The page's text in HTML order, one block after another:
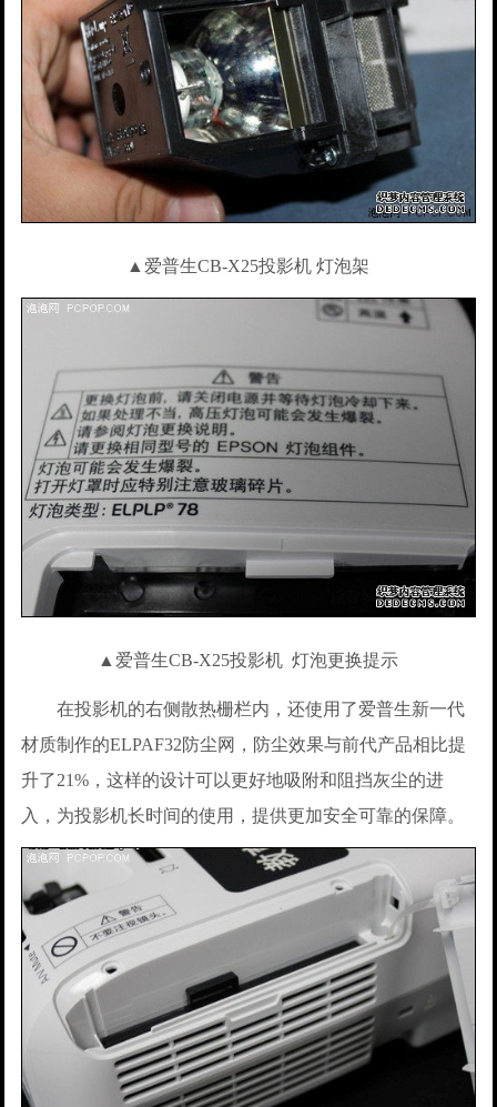
▲爱普生CB-X25投影机 灯泡架
▲爱普生CB-X25投影机 灯泡更换提示
在投影机的右侧散热栅栏内，还使用了爱普生新一代
材质制作的ELPAF32防尘网，防尘效果与前代产品相比提
升了21%，这样的设计可以更好地吸附和阻挡灰尘的进
入，为投影机长时间的使用，提供更加安全可靠的保障。